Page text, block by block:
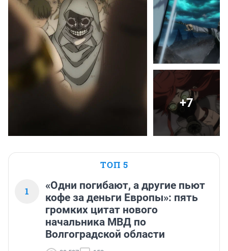
+7
ТОП 5
1
«Одни погибают, а другие пьют
кофе за деньги Европы»: пять
громких цитат нового
начальника МВД по
Волгоградской области